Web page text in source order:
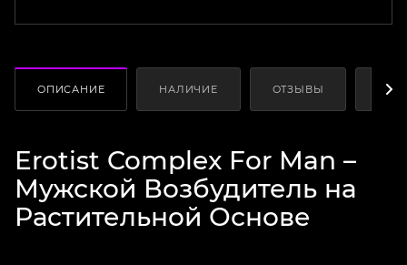
ОПИСАНИЕ НАЛИЧИЕ ОТЗЫВЫ
Erotist Complex For Man –
Мужской Возбудитель на
Растительной Основе